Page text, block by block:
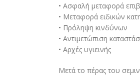
• Ασφαλή μεταφορά
• Μεταφορά ειδικών
• Πρόληψη κινδύνων
• Αντιμετώπιση
• Αρχές υγιεινής
Μετά το πέρας του